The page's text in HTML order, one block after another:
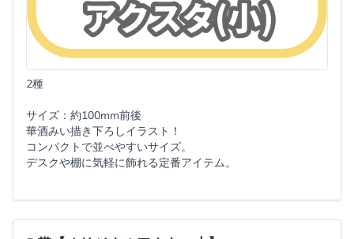
2種
サイズ：約100mm前後
華酒みい描き下ろしイラスト！
コンパクトで並べやすいサイズ。
デスクや棚に気軽に飾れる定番アイテム。